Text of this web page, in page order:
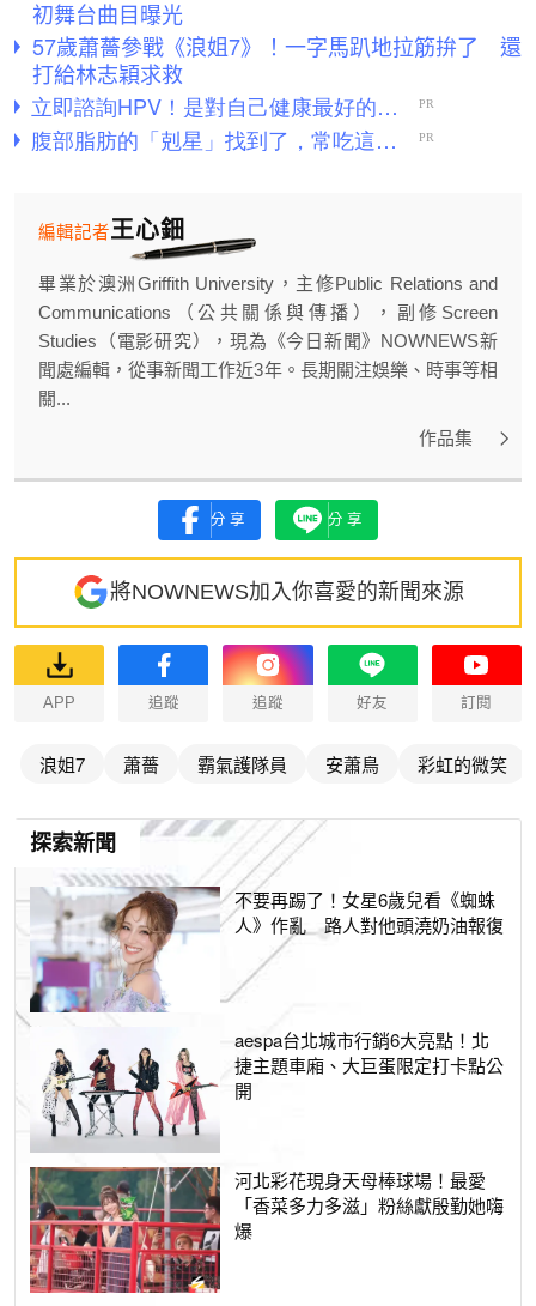
初舞台曲目曝光
57歲蕭薔參戰《浪姐7》！一字馬趴地拉筋拚了 還
打給林志穎求救
王心鈿
編輯記者
畢業於澳洲Griffith University，主修Public Relations and
Communications（公共關係與傳播），副修Screen
Studies（電影研究），現為《今日新聞》NOWNEWS新
聞處編輯，從事新聞工作近3年。長期關注娛樂、時事等相
關...
作品集
分享 分享
將NOWNEWS加入你喜愛的新聞來源
APP 追蹤 追蹤 好友 訂閱
浪姐7 蕭薔 霸氣護隊員 安蕭鳥 彩虹的微笑
探索新聞
不要再踢了！女星6歲兒看《蜘蛛
人》作亂 路人對他頭澆奶油報復
aespa台北城市行銷6大亮點！北
捷主題車廂、大巨蛋限定打卡點公
開
河北彩花現身天母棒球場！最愛
「香菜多力多滋」粉絲獻殷勤她嗨
爆